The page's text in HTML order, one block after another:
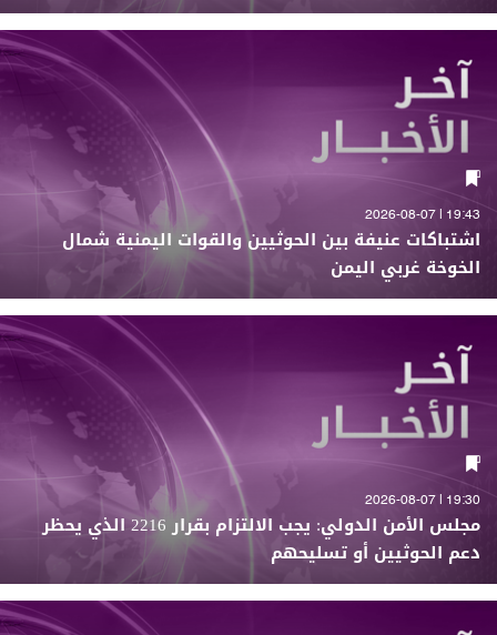
19:43 | 2026-08-07
اشتباكات عنيفة بين الحوثيين والقوات اليمنية شمال
الخوخة غربي اليمن
19:30 | 2026-08-07
مجلس الأمن الدولي: يجب الالتزام بقرار 2216 الذي يحظر
دعم الحوثيين أو تسليحهم